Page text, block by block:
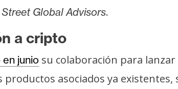
Global Advisors.
a cripto
en junio su colaboración para
asociados ya